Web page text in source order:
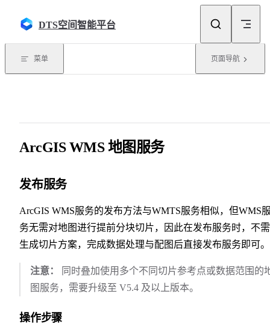
DTS空间智能平台
菜单 页面导航
ArcGIS WMS 地图服务
发布服务
ArcGIS WMS服务的发布方法与WMTS服务相似，但WMS
务无需对地图进行提前分块切片，因此在发布服务时，不
生成切片方案，完成数据处理与配图后直接发布服务即可。
注意：
同时叠加使用多个不同切片参考点或数据范围的
图服务，需要升级至 V5.4 及以上版本。
操作步骤